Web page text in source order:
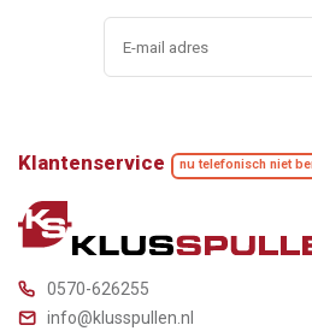
Klantenservice nu telefonisch niet
0570-626255
info@klusspullen.nl